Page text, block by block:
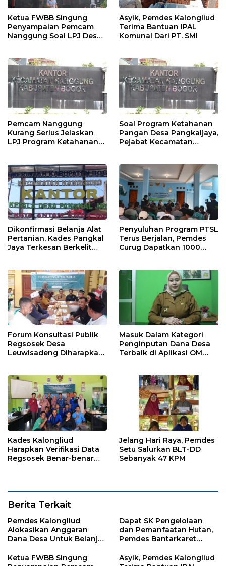
Ketua FWBB Singung
Penyampaian Pemcam
Nanggung Soal LPJ Desa
Asyik, Pemdes Kalongliud
Terima Bantuan IPAL
Komunal Dari PT. SMI
Pemcam Nanggung
Kurang Serius Jelaskan
LPJ Program Ketahanan
Soal Program Ketahanan
Pangan Desa Pangkaljaya,
Pejabat Kecamatan
Dikonfirmasi Belanja Alat
Pertanian, Kades Pangkal
Jaya Terkesan Berkelit
Penyuluhan Program PTSL
Terus Berjalan, Pemdes
Curug Dapatkan 1000
Forum Konsultasi Publik
Regsosek Desa
Leuwisadeng Diharapkan
Masuk Dalam Kategori
Penginputan Dana Desa
Terbaik di Aplikasi OM
Kerjasama Semua Pihak
Kades Kalongliud
Harapkan Verifikasi Data
Regsosek Benar-benar
Jelang Hari Raya, Pemdes
Setu Salurkan BLT-DD
Sebanyak 47 KPM
Berita Terkait
Pemdes Kalongliud
Alokasikan Anggaran
Dana Desa Untuk Belanja
Dapat SK Pengelolaan
dan Pemanfaatan Hutan,
Pemdes Bantarkaret
Ciguha
Ketua FWBB Singung
Asyik, Pemdes Kalongliud